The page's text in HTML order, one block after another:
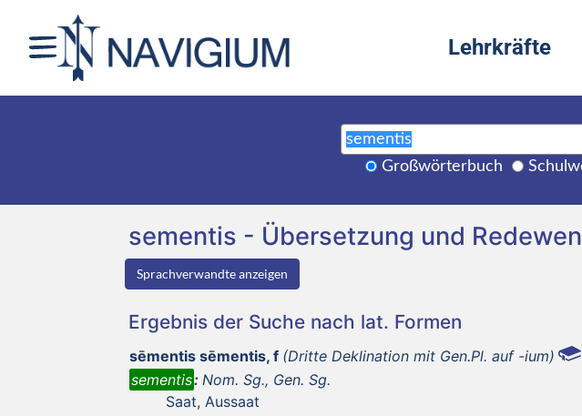
Lehrkräfte
Großwörterbuch
sementis - Übersetzung und
Sprachverwandte anzeigen
Ergebnis der Suche nach lat. Formen
sēmentis sēmentis, f (Dritte Deklination mit Gen.Pl. auf -ium)
sementis: Nom. Sg., Gen. Sg.
Saat, Aussaat